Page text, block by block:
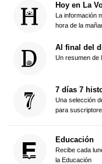
Hoy en La
La información
hora de la
Al final del
Un resumen de
7 días 7
Una selección
para
Educación
Recibe cada
la Educación